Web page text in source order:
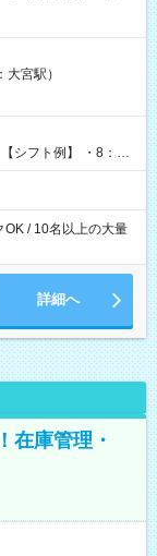
GET♪ お仕事後はコ
】試
宮駅）
OK / 10名以上の大量
詳細へ
在庫管理・